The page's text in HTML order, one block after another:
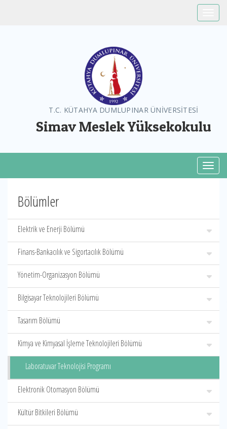
T.C. KÜTAHYA DUMLUPINAR ÜNİVERSİTESİ
Simav Meslek Yüksekokulu
Bölümler
Elektrik ve Enerji Bölümü
Finans-Bankacılık ve Sigortacılık Bölümü
Yönetim-Organizasyon Bölümü
Bilgisayar Teknolojileri Bölümü
Tasarım Bölümü
Kimya ve Kimyasal İşleme Teknolojileri Bölümü
Laboratuvar Teknolojisi Programı
Elektronik Otomasyon Bölümü
Kültür Bitkileri Bölümü